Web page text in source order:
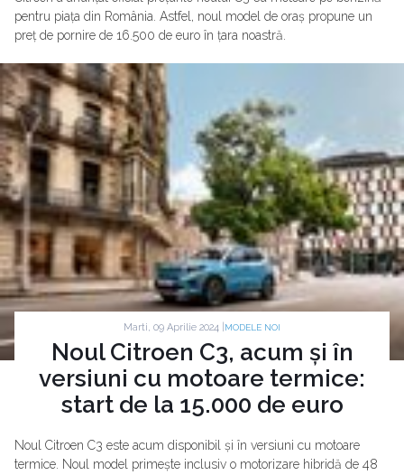
pentru piața din România. Astfel, noul model de oraș propune un
preț de pornire de 16.500 de euro în țara noastră.
Marti, 09 Aprilie 2024 | MODELE NOI
Noul Citroen C3, acum și în
versiuni cu motoare termice:
start de la 15.000 de euro
Noul Citroen C3 este acum disponibil și în versiuni cu motoare
termice. Noul model primește inclusiv o motorizare hibridă de 48